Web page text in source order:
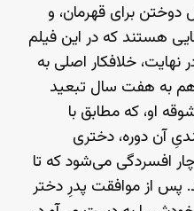
دوختن برای قهرمان، و
هستند که در این فیلم
خلافکار اصلی به
به هفت سال تبعید
او، که مطابق با
آن دوره،‌ دختری
افسردگی می‌شود که تا
پس از موافقت پدرِ دختر